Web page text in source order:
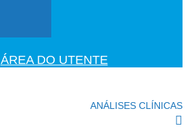
ÁREA DO UTENTE
ANÁLISES CLÍNICAS